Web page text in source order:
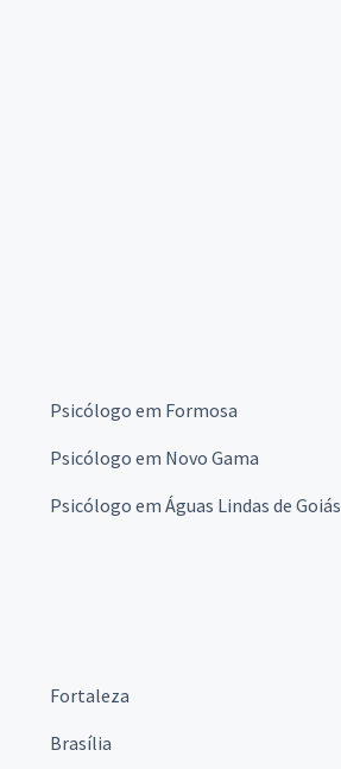
Psicólogo em Formosa
Psicólogo em Novo Gama
Psicólogo em Águas Lindas de Goiás
Fortaleza
Brasília